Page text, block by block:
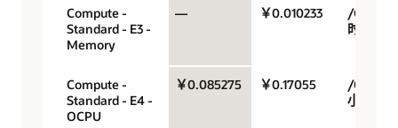
Compute -
Standard - E3 -
Memory
— ￥0.010233
/GB/小
时
Compute -
Standard - E4 -
OCPU
￥0.085275 ￥0.17055
/OCPU/
小时